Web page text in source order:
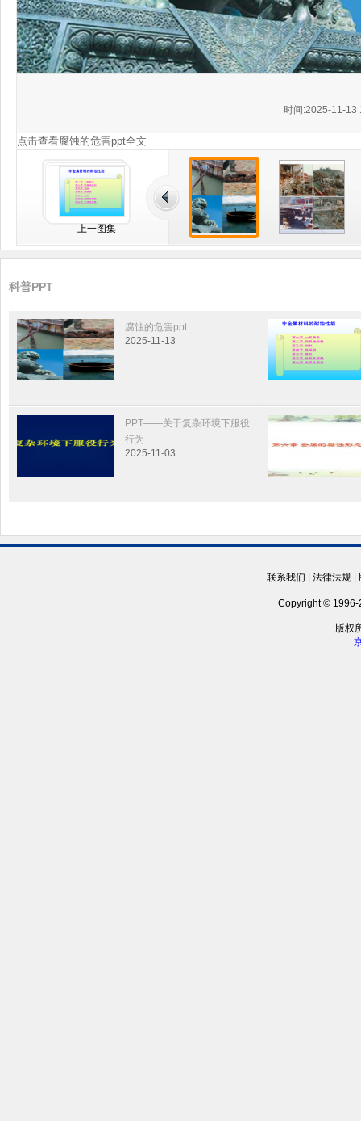
时间:2025-11-13
点击查看腐蚀的危害ppt全文
上一图集
科普PPT
腐蚀的危害ppt
2025-11-13
PPT——关于复杂环境下服役
行为
2025-11-03
联系我们 | 法律法规|
Copyright © 1996-
版权